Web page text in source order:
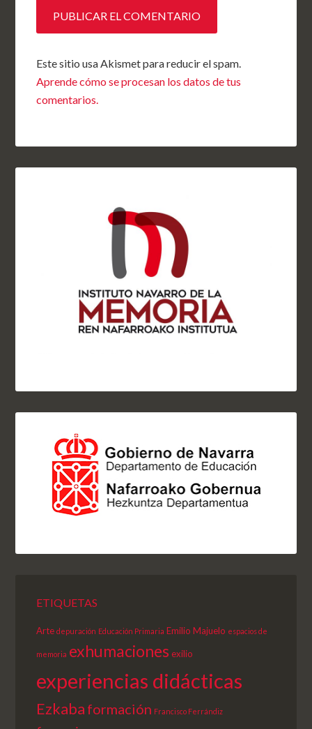
Este sitio usa Akismet para reducir el spam.
Aprende cómo se procesan los datos de tus
comentarios.
ETIQUETAS
Arte depuración Educación Primaria Emilio Majuelo espacios de
memoria exhumaciones exilio
experiencias didácticas
Ezkaba formación Francisco Ferrándiz